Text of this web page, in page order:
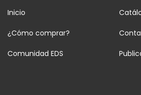
Inicio
¿Cómo comprar?
Comunidad EDS